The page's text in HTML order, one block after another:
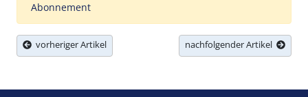
Abonnement
vorheriger Artikel nachfolgender Artikel